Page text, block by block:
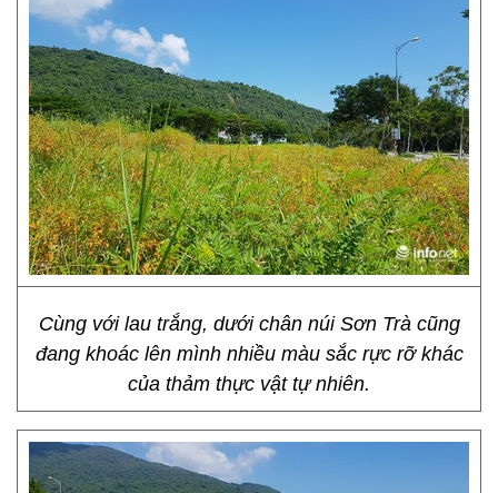
Cùng với lau trắng, dưới chân núi Sơn Trà cũng
đang khoác lên mình nhiều màu sắc rực rỡ khác
của thảm thực vật tự nhiên.